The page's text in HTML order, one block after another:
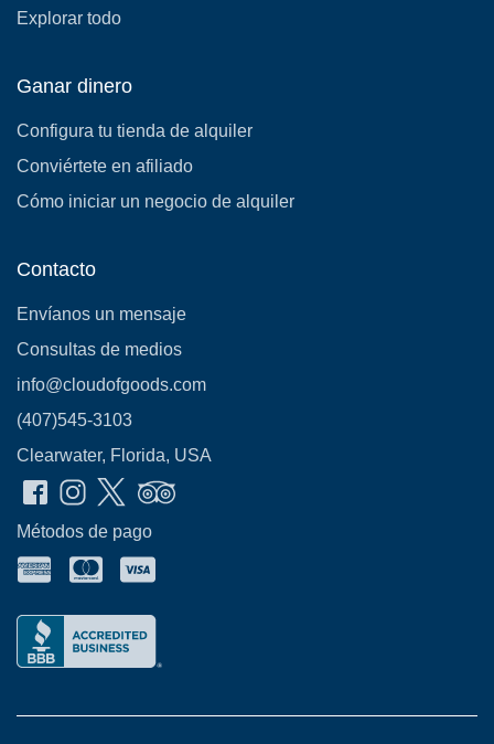
Explorar todo
Ganar dinero
Configura tu tienda de alquiler
Conviértete en afiliado
Cómo iniciar un negocio de alquiler
Contacto
Envíanos un mensaje
Consultas de medios
info@cloudofgoods.com
(407)545-3103
Clearwater, Florida, USA
Métodos de pago